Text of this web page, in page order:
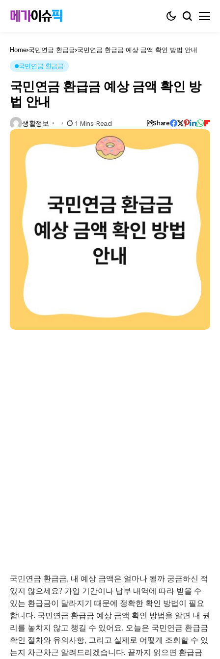
Home 국민연금 환급금 국민연금 환급금 예상 금액 확인 방법 안내
국민연금 환급금
국민연금 환급금 예상 금액 확인 방
법 안내
생활정보 1 Mins Read Share
국민연금 환급금, 내 예상 금액은 얼마나 될까 궁금하신 적
있지 않으세요? 가입 기간이나 납부 내역에 따라 받을 수
있는 환급금이 달라지기 때문에 정확한 확인 방법이 필요
합니다. 국민연금 환급금 예상 금액 확인 방법을 알면 내 권
리를 놓치지 않고 챙길 수 있어요. 오늘은 국민연금 환급금
확인 절차와 유의사항, 그리고 실제로 어떻게 조회할 수 있
는지 차근차근 알려드리겠습니다. 끝까지 읽으면 환급금